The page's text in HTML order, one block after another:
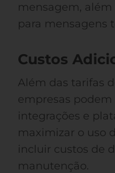
mensagem,
para mensagens
Custos
Além das tarifas
empresas
integrações e
maximizar o uso
incluir custos de
manutenção.